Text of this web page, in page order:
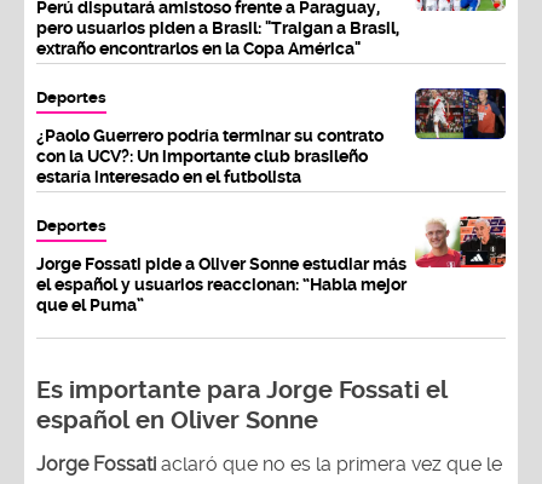
Perú disputará amistoso frente a Paraguay,
pero usuarios piden a Brasil: "Traigan a Brasil,
extraño encontrarlos en la Copa América"
Deportes
¿Paolo Guerrero podría terminar su contrato
con la UCV?: Un importante club brasileño
estaría interesado en el futbolista
Deportes
Jorge Fossati pide a Oliver Sonne estudiar más
el español y usuarios reaccionan: “Habla mejor
que el Puma”
Es importante para Jorge Fossati el
español en Oliver Sonne
Jorge Fossati aclaró que no es la primera vez que le